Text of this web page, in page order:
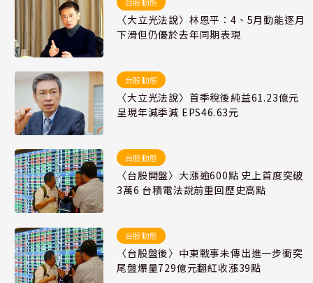
〈大立光法說〉林恩平：4、5月動能逐月
下滑但仍優於去年同期表現
台股動態
〈大立光法說〉首季稅後純益61.23億元
呈現年減季減 EPS46.63元
台股動態
〈台股開盤〉大漲逾600點 史上首度突破
3萬6 台積電法說前重回歷史高點
台股動態
〈台股盤後〉中東戰事未傳出進一步衝突
尾盤爆量729億元翻紅收漲39點